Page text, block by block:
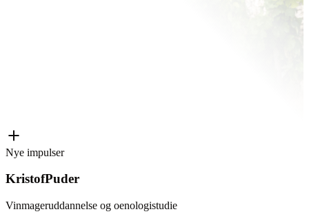
Nye impulser
KristofPuder
Vinmageruddannelse og oenologistudie